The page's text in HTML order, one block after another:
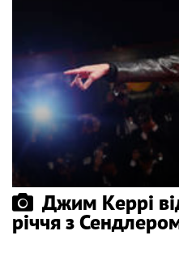
Джим Керрі
річчя з